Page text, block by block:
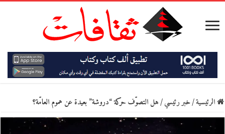
الرئيسية/خبر رئيسي/هل التصوّف حركة “دروشة” بعيدة عن هموم العامّة؟